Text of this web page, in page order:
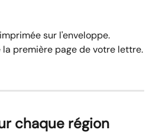
sur l'enveloppe.
première page de votre lettre.
chaque région